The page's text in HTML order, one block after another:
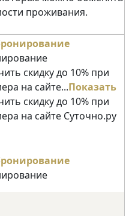
проживания.
скидку до 10% при
на сайте...Показать
скидку до 10% при
на сайте Суточно.ру